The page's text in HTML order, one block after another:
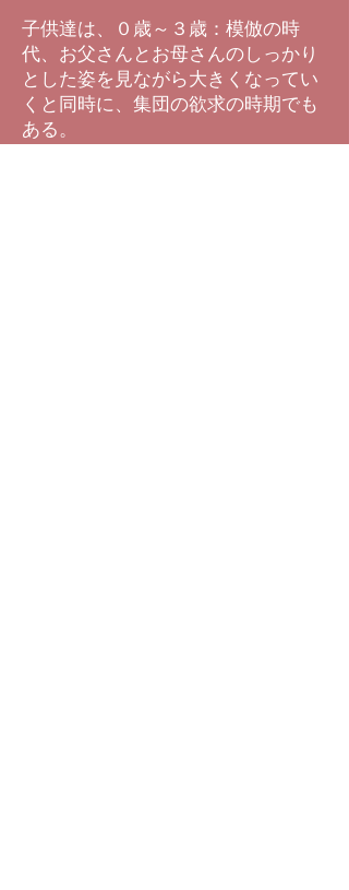
子供達は、０歳～３歳：模倣の時
代、お父さんとお母さんのしっかり
とした姿を見ながら大きくなってい
くと同時に、集団の欲求の時期でも
ある。